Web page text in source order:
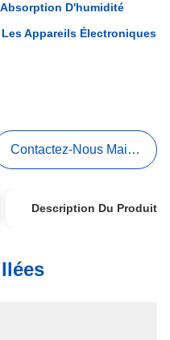
Absorption D'humidité
Appareils Électroniques
Contactez-Nous Maintenant
Description Du Produit